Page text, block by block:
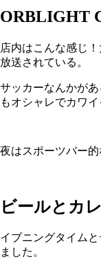
ORBLIGHT
店内はこんな感じ
放送されている。
サッカーなんかが
もオシャレでカワイ
夜はスポーツバー
ビールとカ
イブニングタイム
ました。